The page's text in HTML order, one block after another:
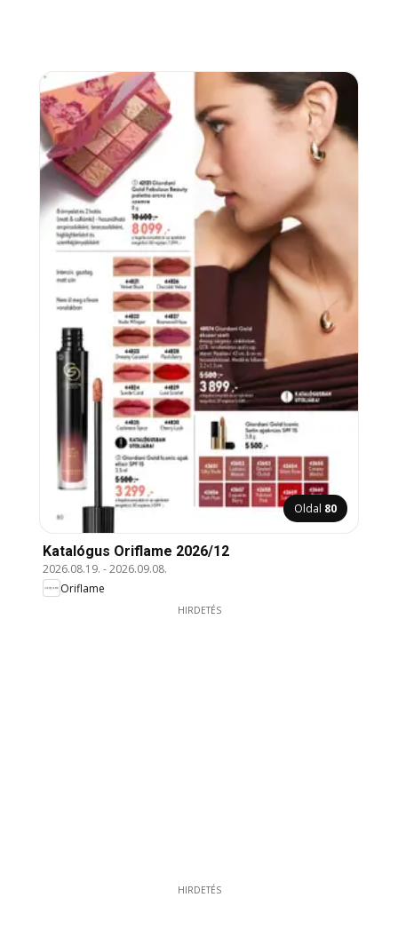
Oldal 80
Katalógus Oriflame 2026/12
2026.08.19. -2026.09.08.
Oriflame
HIRDETÉS
HIRDETÉS